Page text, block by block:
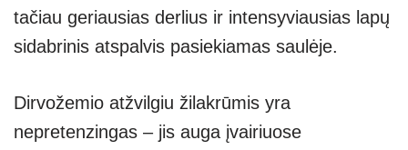
tačiau geriausias derlius ir intensyviausias lapų
sidabrinis atspalvis pasiekiamas saulėje.
Dirvožemio atžvilgiu žilakrūmis yra
nepretenzingas – jis auga įvairiuose